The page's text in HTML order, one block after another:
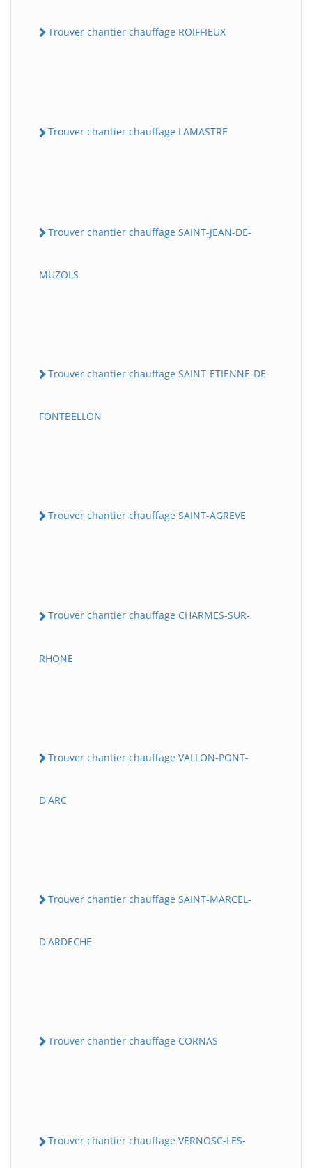
Trouver chantier chauffage ROIFFIEUX
Trouver chantier chauffage LAMASTRE
Trouver chantier chauffage SAINT-JEAN-DE-
MUZOLS
Trouver chantier chauffage SAINT-ETIENNE-DE-
FONTBELLON
Trouver chantier chauffage SAINT-AGREVE
Trouver chantier chauffage CHARMES-SUR-
RHONE
Trouver chantier chauffage VALLON-PONT-
D'ARC
Trouver chantier chauffage SAINT-MARCEL-
D'ARDECHE
Trouver chantier chauffage CORNAS
Trouver chantier chauffage VERNOSC-LES-